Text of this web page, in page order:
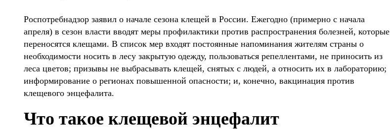
Роспотребнадзор заявил о начале сезона клещей в России. Ежегодно (примерно с начала
апреля) в сезон власти вводят меры профилактики против распространения болезней, которые
переносятся клещами. В список мер входят постоянные напоминания жителям страны о
необходимости носить в лесу закрытую одежду, пользоваться репеллентами, не приносить из
леса цветов; призывы не выбрасывать клещей, снятых с людей, а относить их в лабораторию;
информирование о регионах повышенной опасности; и, конечно, вакцинация против
клещевого энцефалита.
Что такое клещевой энцефалит